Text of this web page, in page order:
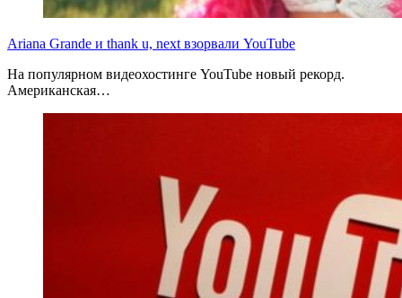
Ariana Grande и thank u, next взорвали YouTube
На популярном видеохостинге YouTube новый рекорд.
Американская…